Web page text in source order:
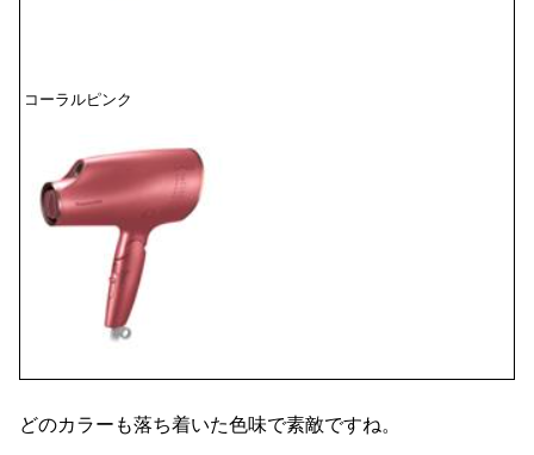
コーラルピンク
どのカラーも落ち着いた色味で素敵ですね。